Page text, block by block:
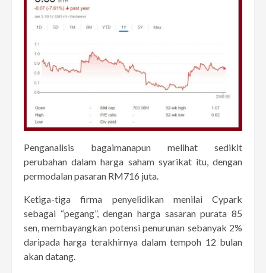
Penganalisis bagaimanapun melihat sedikit
perubahan dalam harga saham syarikat itu, dengan
permodalan pasaran RM716 juta.
Ketiga-tiga firma penyelidikan menilai Cypark
sebagai “pegang”, dengan harga sasaran purata 85
sen, membayangkan potensi penurunan sebanyak 2%
daripada harga terakhirnya dalam tempoh 12 bulan
akan datang.